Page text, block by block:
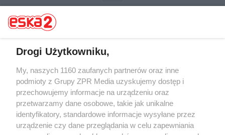
Żaden utwór zamieszczony w serwisie nie może być powielany i
rozpowszechniany lub dalej rozpowszechniany w jakikolwiek sposób (w
tym także elektroniczny lub mechaniczny) na jakimkolwiek polu
eksploatacji w jakiejkolwiek formie, włącznie z umieszczaniem w
Internecie bez pisemnej zgody właściciela praw. Jakiekolwiek użycie lub
wykorzystanie utworów w całości lub w części z naruszeniem prawa,
tzn. bez właściwej zgody, jest zabronione pod groźbą kary i może być
ścigane prawnie.
Drogi Użytkowniku,
My, naszych 1160 zaufanych partnerów oraz inne
podmioty z Grupy ZPR Media uzyskujemy dostęp i
przechowujemy informacje na urządzeniu oraz
przetwarzamy dane osobowe, takie jak unikalne
identyfikatory, standardowe informacje wysyłane przez
urządzenie czy dane przeglądania w celu zapewniania